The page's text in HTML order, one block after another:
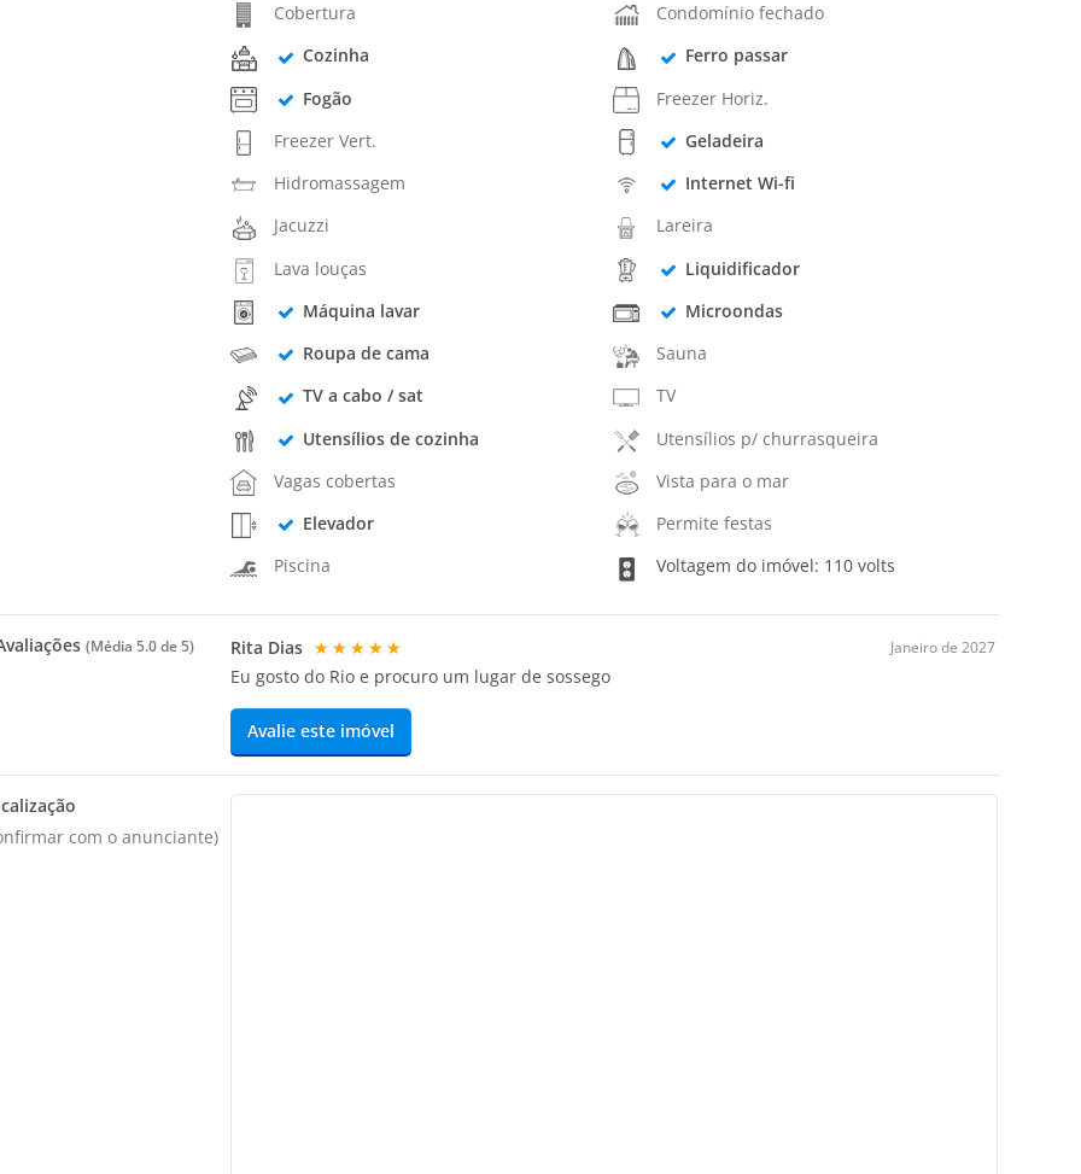
Cobertura
Condomínio fechado
Cozinha
Ferro passar
Fogão
Freezer Horiz.
Freezer Vert.
Geladeira
Hidromassagem
Internet Wi-fi
Jacuzzi
Lareira
Lava louças
Liquidificador
Máquina lavar
Microondas
Roupa de cama
Sauna
TV a cabo / sat
TV
Utensílios de cozinha
Utensílios p/ churrasqueira
Vagas cobertas
Vista para o mar
Elevador
Permite festas
Piscina
Voltagem do imóvel: 110 volts
(Média 5.0 de 5) Janeiro de 2027
Rita Dias ★★★★★
Eu gosto do Rio e procuro um lugar de sossego
Avalie este imóvel
com o anunciante)